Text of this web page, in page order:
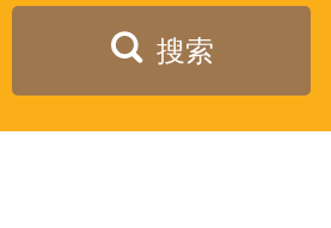
搜索